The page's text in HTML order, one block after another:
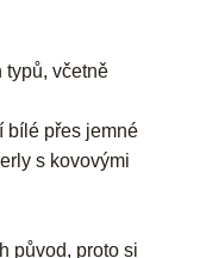
typů, včetně
bílé přes jemné
s kovovými
původ, proto si